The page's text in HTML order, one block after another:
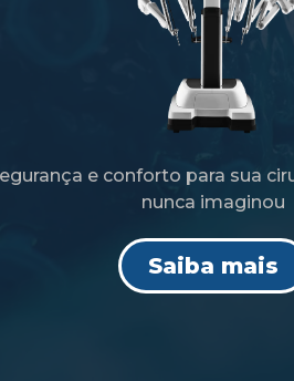
e conforto para sua
nunca imaginou
Saiba mais